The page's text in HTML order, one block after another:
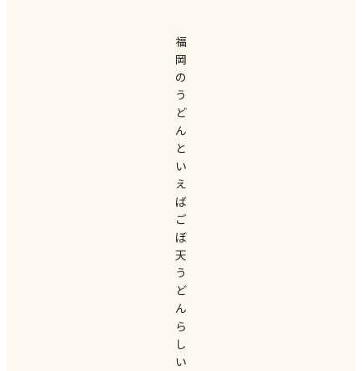
福
岡
の
う
ど
ん
と
い
え
ば
ご
ぼ
天
う
ど
ん
ら
し
い